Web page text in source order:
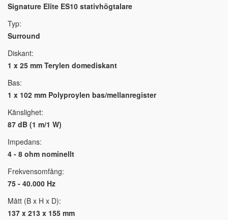
Signature Elite ES10 stativhögtalare
Typ:
Surround
Diskant:
1 x 25 mm Terylen domediskant
Bas:
1 x 102 mm Polyproylen bas/mellanregister
Känslighet:
87 dB (1 m/1 W)
Impedans:
4 - 8 ohm nominellt
Frekvensomfång:
75 - 40.000 Hz
Mått (B x H x D):
137 x 213 x 155 mm